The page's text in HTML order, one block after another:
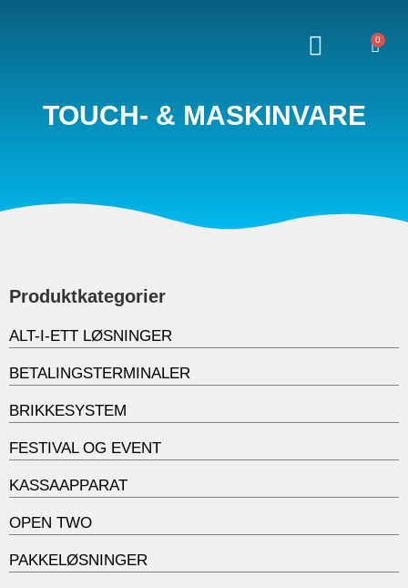
0
TOUCH- & MASKINVARE
Produktkategorier
ALT-I-ETT LØSNINGER
BETALINGSTERMINALER
BRIKKESYSTEM
FESTIVAL OG EVENT
KASSAAPPARAT
OPEN TWO
PAKKELØSNINGER